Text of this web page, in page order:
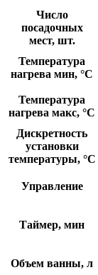
Число
посадочных
мест, шт.
Температура
нагрева мин, °C
Температура
нагрева макс, °C
Дискретность
установки
температуры, °C
Управление
Таймер, мин
Объем ванны, л